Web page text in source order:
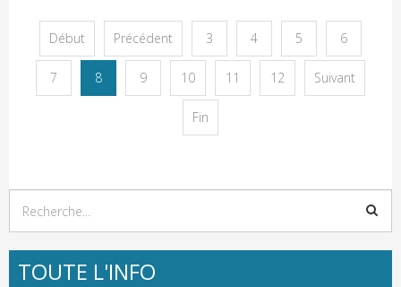
Début Précédent 3 4 5 6
7 8 9 10 11 12 Suivant
Fin
TOUTE L'INFO